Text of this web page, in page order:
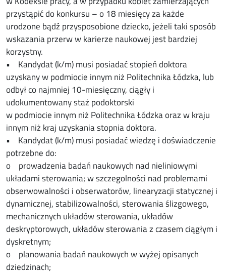
przystąpić do konkursu – o 18 miesięcy za każde
urodzone bądź przysposobione dziecko, jeżeli taki sposób
wskazania przerw w karierze naukowej jest bardziej
korzystny.
• Kandydat (k/m) musi posiadać stopień doktora
uzyskany w podmiocie innym niż Politechnika Łódzka, lub
odbył co najmniej 10-miesięczny, ciągły i
udokumentowany staż podoktorski
w podmiocie innym niż Politechnika Łódzka oraz w kraju
innym niż kraj uzyskania stopnia doktora.
• Kandydat (k/m) musi posiadać wiedzę i doświadczenie
potrzebne do:
o prowadzenia badań naukowych nad nieliniowymi
układami sterowania; w szczegolności nad problemami
obserwowalności i obserwatorów, linearyzacji statycznej i
dynamicznej, stabilizowalności, sterowania ślizgowego,
mechanicznych układów sterowania, układów
deskryptorowych, układów sterowania z czasem ciągłym i
dyskretnym;
o planowania badań naukowych w wyżej opisanych
dziedzinach;